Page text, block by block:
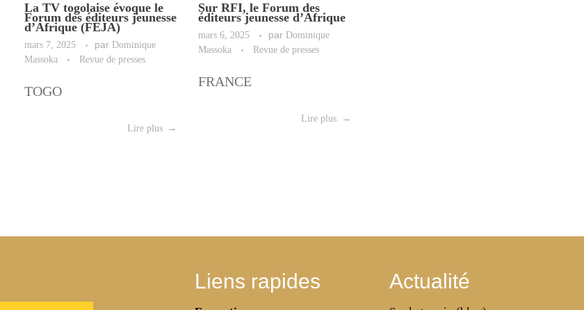
La TV togolaise évoque le
Forum des éditeurs jeunesse
d’Afrique (FEJA)
mars 7, 2025 par Dominique
Massoka
Revue de presses
TOGO
Lire plus
Sur RFI, le Forum des
éditeurs jeunesse d’Afrique
mars 6, 2025 par Dominique
Massoka
Revue de presses
FRANCE
Lire plus
Liens rapides Actualité